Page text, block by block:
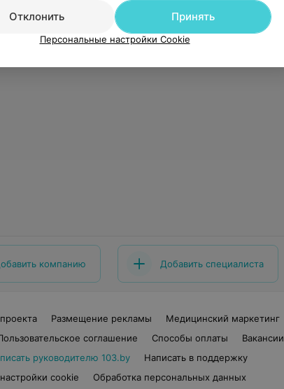
компанию Добавить специалиста
Размещение рекламы
Медицинский маркетинг
соглашение Способы оплаты
Вакансии
руководителю 103.by
Написать в поддержку
cookie
Обработка персональных данных
Отклонить
Принять
Персональные настройки Cookie